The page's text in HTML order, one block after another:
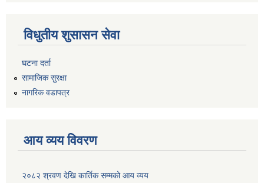
विधुतीय शुसासन सेवा
घटना दर्ता
सामाजिक सुरक्षा
नागरिक वडापत्र
आय व्यय विवरण
२०८२ श्रवण देखि कार्तिक सम्मको आय व्यय